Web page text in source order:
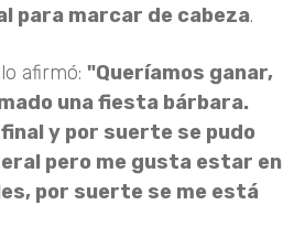
para marcar de cabeza.
afirmó: "Queríamos ganar,
una fiesta bárbara.
y por suerte se pudo
pero me gusta estar en
por suerte se me está